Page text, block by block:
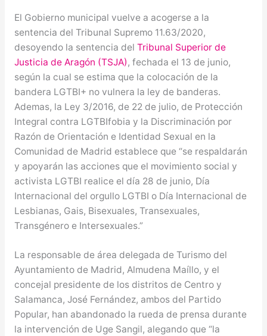
El Gobierno municipal vuelve a acogerse a la
sentencia del Tribunal Supremo 11.63/2020,
desoyendo la sentencia del Tribunal Superior de
Justicia de Aragón (TSJA) , fechada el 13 de junio,
según la cual se estima que la colocación de la
bandera LGTBI+ no vulnera la ley de banderas.
Ademas, la Ley 3/2016, de 22 de julio, de Protección
Integral contra LGTBIfobia y la Discriminación por
Razón de Orientación e Identidad Sexual en la
Comunidad de Madrid establece que “se respaldarán
y apoyarán las acciones que el movimiento social y
activista LGTBI realice el día 28 de junio, Día
Internacional del orgullo LGTBI o Día Internacional de
Lesbianas, Gais, Bisexuales, Transexuales,
Transgénero e Intersexuales.”
La responsable de área delegada de Turismo del
Ayuntamiento de Madrid, Almudena Maíllo, y el
concejal presidente de los distritos de Centro y
Salamanca, José Fernández, ambos del Partido
Popular, han abandonado la rueda de prensa durante
la intervención de Uge Sangil, alegando que “la